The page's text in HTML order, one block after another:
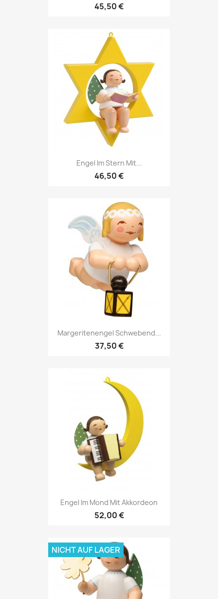
45,50 €
Engel Im Stern Mit...
46,50 €
Margeritenengel Schwebend...
37,50 €
Engel Im Mond Mit Akkordeon
52,00 €
NICHT AUF LAGER